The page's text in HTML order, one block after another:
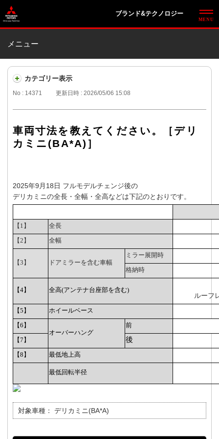
ブランド&テクノロジー
メニュー
カテゴリー表示
No : 14371 更新日時 : 2026/05/06 15:08
車両寸法を教えてください。［デリ
カミニ(BA*A)］
2025年9月18日 フルモデルチェンジ後の
デリカミニの全長・全幅・全高などは下記のとおりです。
【1】
全長
【2】
全幅
【3】 ドアミラーを含む車幅
ミラー展開時
格納時
【4】 全高(アンテナ台座部を含む)
ルーフ
【5】
ホイールベース
【6】
オーバーハング
前
【7】
後
【8】 最低地上高
最低回転半径
対象車種： デリカミニ(BA*A)